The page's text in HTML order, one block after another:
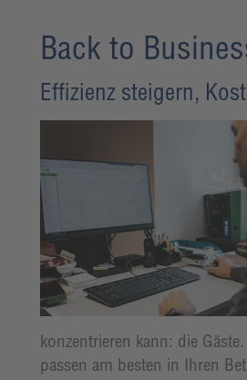
Back to
Effizienz steigern,
konzentrieren kann: die
passen am besten in Ihren